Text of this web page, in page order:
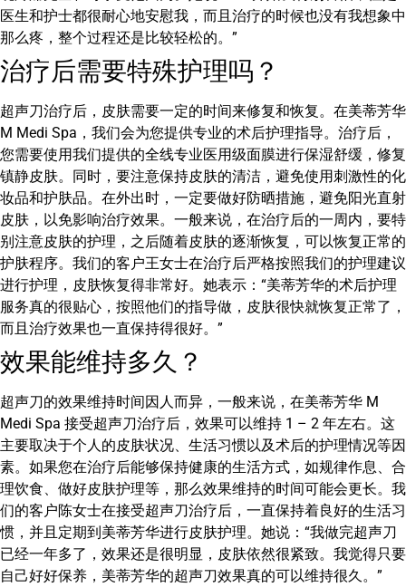
医生和护士都很耐心地安慰我，而且治疗的时候也没有我想象中
那么疼，整个过程还是比较轻松的。”
治疗后需要特殊护理吗？
超声刀治疗后，皮肤需要一定的时间来修复和恢复。在美蒂芳华
M Medi Spa，我们会为您提供专业的术后护理指导。治疗后，
您需要使用我们提供的全线专业医用级面膜进行保湿舒缓，修复
镇静皮肤。同时，要注意保持皮肤的清洁，避免使用刺激性的化
妆品和护肤品。在外出时，一定要做好防晒措施，避免阳光直射
皮肤，以免影响治疗效果。一般来说，在治疗后的一周内，要特
别注意皮肤的护理，之后随着皮肤的逐渐恢复，可以恢复正常的
护肤程序。我们的客户王女士在治疗后严格按照我们的护理建议
进行护理，皮肤恢复得非常好。她表示：“美蒂芳华的术后护理
服务真的很贴心，按照他们的指导做，皮肤很快就恢复正常了，
而且治疗效果也一直保持得很好。”
效果能维持多久？
超声刀的效果维持时间因人而异，一般来说，在美蒂芳华 M
Medi Spa 接受超声刀治疗后，效果可以维持 1 – 2 年左右。这
主要取决于个人的皮肤状况、生活习惯以及术后的护理情况等因
素。如果您在治疗后能够保持健康的生活方式，如规律作息、合
理饮食、做好皮肤护理等，那么效果维持的时间可能会更长。我
们的客户陈女士在接受超声刀治疗后，一直保持着良好的生活习
惯，并且定期到美蒂芳华进行皮肤护理。她说：“我做完超声刀
已经一年多了，效果还是很明显，皮肤依然很紧致。我觉得只要
自己好好保养，美蒂芳华的超声刀效果真的可以维持很久。”